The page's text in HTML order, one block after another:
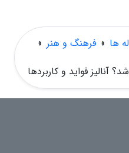
ها » فرهنگ و هنر »
آنالیز فواید و کاربردها